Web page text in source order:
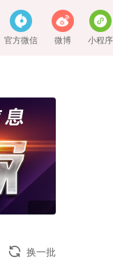
官方微信 微博 小程序
换一批